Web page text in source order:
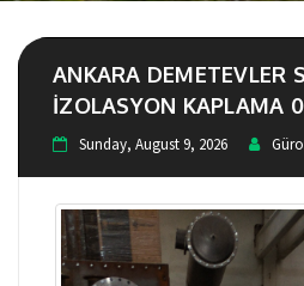
ANKARA DEMETEVLER
IZOLASYON KAPLAMA
Sunday, August 9, 2026